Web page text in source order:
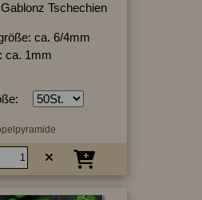
Tschechien
ca. 6/4mm
ca. 1mm